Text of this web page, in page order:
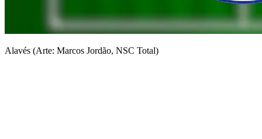
Alavés (Arte: Marcos Jordão, NSC Total)